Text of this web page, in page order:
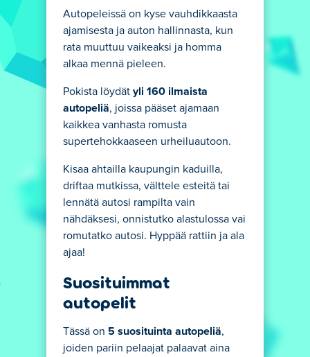
Autopeleissä on kyse vauhdikkaasta
ajamisesta ja auton hallinnasta, kun
rata muuttuu vaikeaksi ja homma
alkaa mennä pieleen.
Pokista löydät yli 160 ilmaista
autopeliä, joissa pääset ajamaan
kaikkea vanhasta romusta
supertehokkaaseen urheiluautoon.
Kisaa ahtailla kaupungin kaduilla,
driftaa mutkissa, välttele esteitä tai
lennätä autosi rampilta vain
nähdäksesi, onnistutko alastulossa vai
romutatko autosi. Hyppää rattiin ja ala
ajaa!
Suosituimmat
autopelit
Tässä on 5 suosituinta autopeliä,
joiden pariin pelaajat palaavat aina